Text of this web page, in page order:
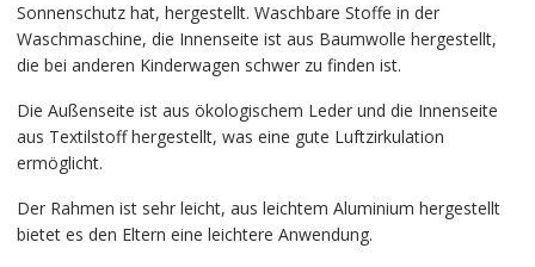
Sonnenschutz hat, hergestellt. Waschbare Stoffe in der
Waschmaschine, die Innenseite ist aus Baumwolle hergestellt,
die bei anderen Kinderwagen schwer zu finden ist.
Die Außenseite ist aus ökologischem Leder und die Innenseite
aus Textilstoff hergestellt, was eine gute Luftzirkulation
ermöglicht.
Der Rahmen ist sehr leicht, aus leichtem Aluminium hergestellt
bietet es den Eltern eine leichtere Anwendung.